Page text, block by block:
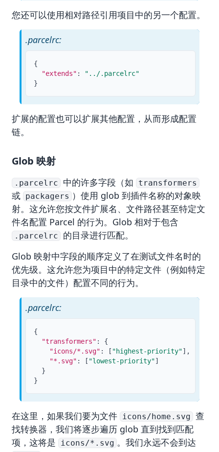
您还可以使用相对路径引用项目中的另一个配置。
.parcelrc:
{
"extends" :
"../.parcelrc"
}
扩展的配置也可以扩展其他配置，从而形成配置
链。
Glob 映射
.parcelrc 中的许多字段（如 transformers
或 packagers ）使用 glob 到插件名称的对象映
射。这允许您按文件扩展名、文件路径甚至特定文
件名配置 Parcel 的行为。Glob 相对于包含
.parcelrc
的目录进行匹配。
Glob 映射中字段的顺序定义了在测试文件名时的
优先级。这允许您为项目中的特定文件（例如特定
目录中的文件）配置不同的行为。
.parcelrc:
{
"transformers" :
{
"icons/*.svg" : [ "highest-priority"] ,
"*.svg" : [ "lowest-priority"]
}
}
在这里，如果我们要为文件 icons/home.svg 查
找转换器，我们将逐步遍历 glob 直到找到匹配
项，这将是
icons/*.svg 。我们永远不会到达